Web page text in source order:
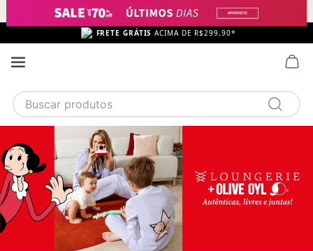
FRETE GRÁTIS ACIMA DE R$299,90*
Buscar produtos
TERMOS MAIS BUSCADOS
1
calcinha
2
sutiã
3
camisola
calcinha algodão